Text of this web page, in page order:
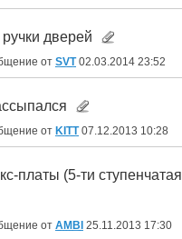
дверей
от SVT02.03.2014 23:52
от KITT07.12.2013 10:28
платы (5-ти ступенчатая
от AMBI 25.11.2013 17:30